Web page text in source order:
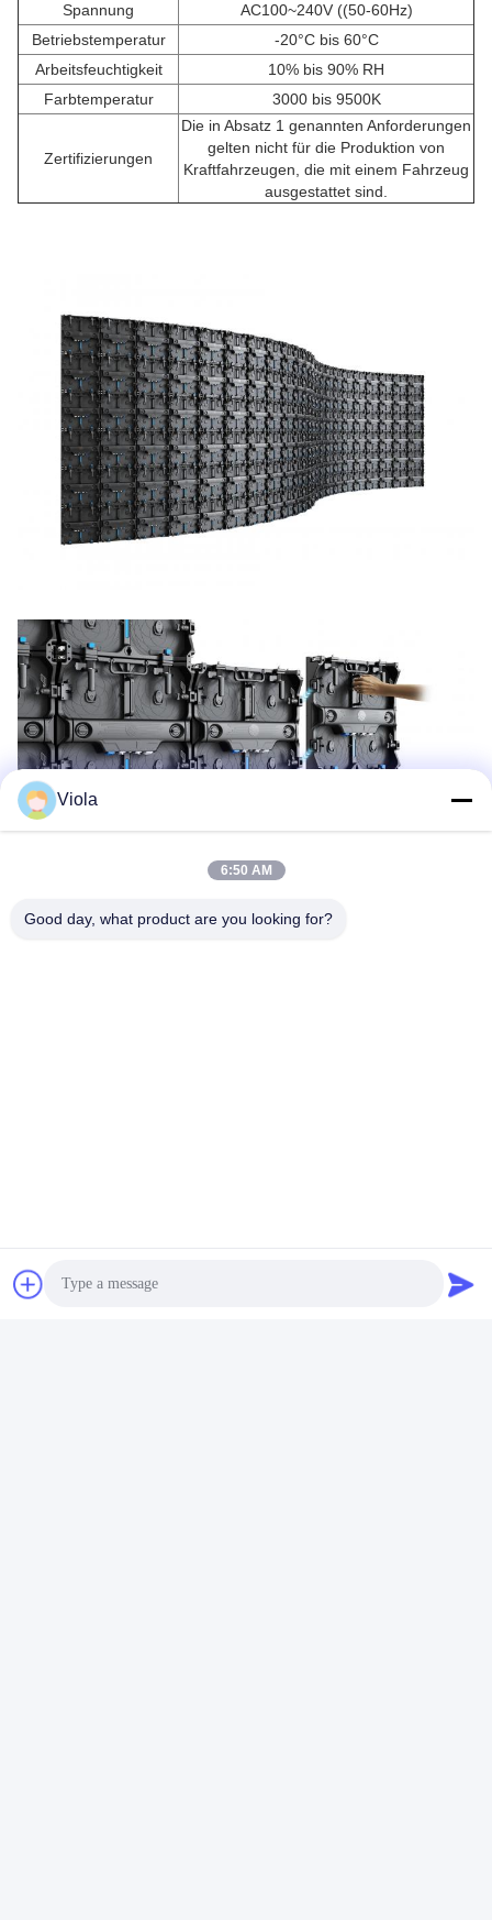
Spannung
AC100~240V ((50-60Hz)
Betriebstemperatur
-20°C bis 60°C
Arbeitsfeuchtigkeit
10% bis 90% RH
Farbtemperatur
3000 bis 9500K
Zertifizierungen
Die in Absatz 1 genannten Anforderungen
gelten nicht für die Produktion von
Kraftfahrzeugen, die mit einem Fahrzeug
ausgestattet sind.
Viola
6:50 AM
Good day, what product are you looking for?